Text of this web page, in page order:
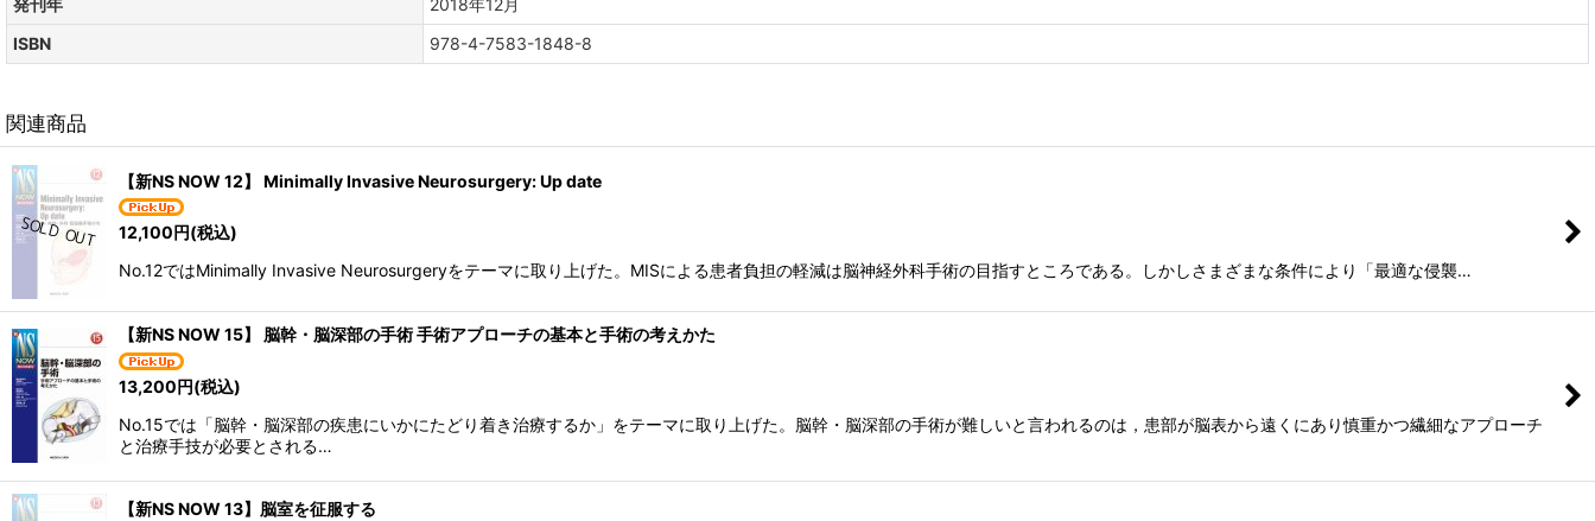
発刊年
2018年12月
ISBN
978-4-7583-1848-8
関連商品
【新NS NOW 12】 Minimally Invasive Neurosurgery: Up date
12,100円(税込)
No.12ではMinimally Invasive Neurosurgeryをテーマに取り上げた。MISによる患者負担の軽減は脳神経外科手術の目指すところである。しかしさまざまな条件により「最適な侵襲…
【新NS NOW 15】 脳幹・脳深部の手術 手術アプローチの基本と手術の考えかた
13,200円(税込)
No.15では「脳幹・脳深部の疾患にいかにたどり着き治療するか」をテーマに取り上げた。脳幹・脳深部の手術が難しいと言われるのは，患部が脳表から遠くにあり慎重かつ繊細なアプローチ
と治療手技が必要とされる…
【新NS NOW 13】脳室を征服する